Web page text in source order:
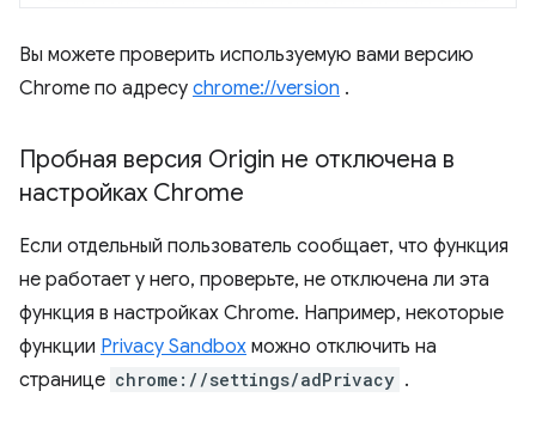
Вы можете проверить используемую вами версию
Chrome по адресу chrome://version .
Пробная версия Origin не отключена в
настройках Chrome
Если отдельный пользователь сообщает, что функция
не работает у него, проверьте, не отключена ли эта
функция в настройках Chrome. Например, некоторые
функции Privacy Sandbox можно отключить на
странице chrome://settings/adPrivacy .